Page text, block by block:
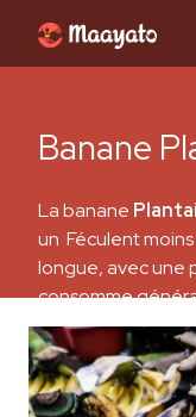
Banane
La banane
un Féculent
longue, avec une
consomme